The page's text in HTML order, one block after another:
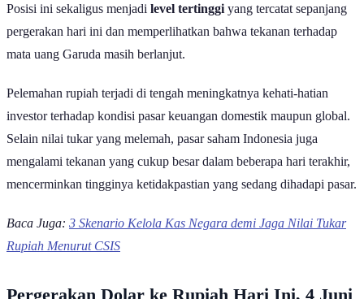
Posisi ini sekaligus menjadi level tertinggi yang tercatat sepanjang
pergerakan hari ini dan memperlihatkan bahwa tekanan terhadap
mata uang Garuda masih berlanjut.
Pelemahan rupiah terjadi di tengah meningkatnya kehati-hatian
investor terhadap kondisi pasar keuangan domestik maupun global.
Selain nilai tukar yang melemah, pasar saham Indonesia juga
mengalami tekanan yang cukup besar dalam beberapa hari terakhir,
mencerminkan tingginya ketidakpastian yang sedang dihadapi pasar.
Baca Juga: 3 Skenario Kelola Kas Negara demi Jaga Nilai Tukar
Rupiah Menurut CSIS
Pergerakan Dolar ke Rupiah Hari Ini, 4 Juni